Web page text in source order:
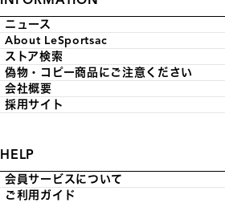
ニュース
About LeSportsac
ストア検索
偽物・コピー商品にご注意ください
会社概要
採用サイト
HELP
会員サービスについて
ご利用ガイド